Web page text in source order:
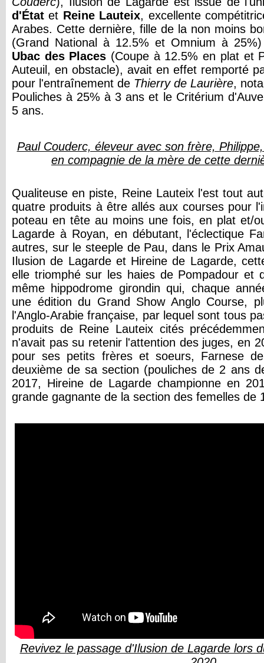
d'État et Reine Lauteix, excellente
Arabes. Cette dernière, fille de la non moins
(Grand National à 12.5% et Omnium à
Ubac des Places (Coupe à 12.5% en plat et
Auteuil, en obstacle), avait en effet remporté
pour l'entraînement de Thierry de Laurière,
Pouliches à 25% à 3 ans et le Critérium
5 ans.
Paul Couderc, éleveur avec son frère,
en compagnie de la mère de cette
Qualiteuse en piste, Reine Lauteix l'est tout
quatre produits à être allés aux courses pour
poteau en tête au moins une fois, en plat et/
Lagarde à Royan, en débutant, l'éclectique
autres, sur le steeple de Pau, dans le Prix
Ilusion de Lagarde et Hireine de Lagarde,
elle triomphé sur les haies de Pompadour et
même hippodrome girondin qui, chaque
une édition du Grand Show Anglo Course,
l'Anglo-Arabie française, par lequel sont tous
produits de Reine Lauteix cités
n'avait pas su retenir l'attention des juges, en
pour ses petits frères et soeurs, Farnese
deuxième de sa section (pouliches de 2 ans
2017, Hireine de Lagarde championne en
grande gagnante de la section des femelles de
Revivez le passage d'Ilusion de Lagarde lors